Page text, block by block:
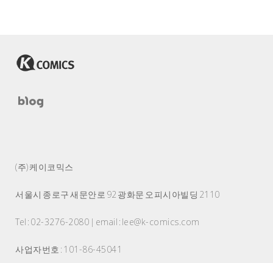
(주) 케이코믹스
서울시 종로구 새문안로 92 광화문 오피시아빌딩 2110
Tel : 02-3276-2080 | email : lee@k-comics.com
사업자번호 : 101-86-45041